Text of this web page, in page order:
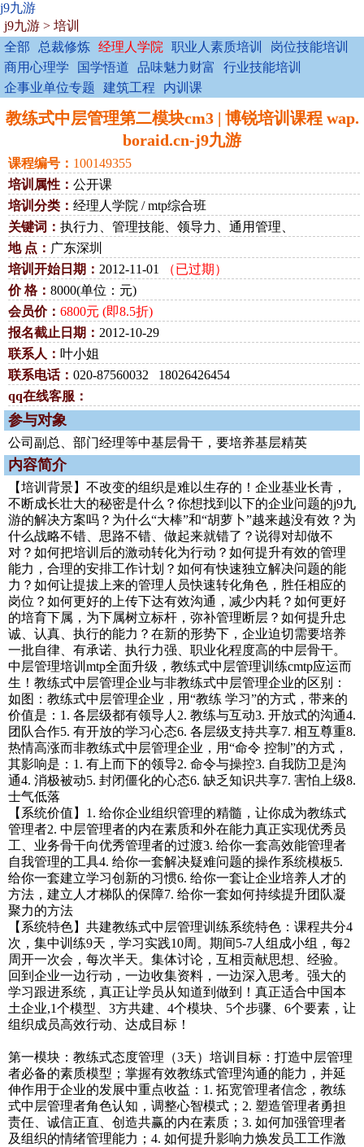
j9九游
j9九游 > 培训
全部
总裁修炼 经理人学院 职业人素质培训
岗位技能培训
商用心理学
国学悟道 品味魅力财富
行业技能培训
企事业单位专题
建筑工程 内训课
教练式中层管理第二模块cm3 | 博锐培训课程 wap.
boraid.cn-j9九游
课程编号： 100149355
培训属性： 公开课
培训分类： 经理人学院 / mtp综合班
关键词： 执行力、管理技能、领导力、通用管理、
地 点： 广东深圳
培训开始日期： 2012-11-01
（已过期）
价 格： 8000(单位：元)
会员价： 6800元 (即8.5折)
报名截止日期： 2012-10-29
联系人： 叶小姐
联系电话： 020-87560032 18026426454
qq在线客服：
参与对象
公司副总、部门经理等中基层骨干，要培养基层精英
内容简介
【培训背景】不改变的组织是难以生存的！企业基业长青，
不断成长壮大的秘密是什么？你想找到以下的企业问题的j9九
游的解决方案吗？为什么“大棒”和“胡萝卜”越来越没有效？为
什么战略不错、思路不错、做起来就错了？说得对却做不
对？如何把培训后的激动转化为行动？如何提升有效的管理
能力，合理的安排工作计划？如何有快速独立解决问题的能
力？如何让提拔上来的管理人员快速转化角色，胜任相应的
岗位？如何更好的上传下达有效沟通，减少内耗？如何更好
的培育下属，为下属树立标杆，弥补管理断层？如何提升忠
诚、认真、执行的能力？在新的形势下，企业迫切需要培养
一批自律、有承诺、执行力强、职业化程度高的中层骨干。
中层管理培训mtp全面升级，教练式中层管理训练cmtp应运而
生！教练式中层管理企业与非教练式中层管理企业的区别：
如图：教练式中层管理企业，用“教练 学习”的方式，带来的
价值是：1. 各层级都有领导人2. 教练与互动3. 开放式的沟通4.
团队合作5. 有开放的学习心态6. 各层级支持共享7. 相互尊重8.
热情高涨而非教练式中层管理企业，用“命令 控制”的方式，
其影响是：1. 有上而下的领导2. 命令与操控3. 自我防卫是沟
通4. 消极被动5. 封闭僵化的心态6. 缺乏知识共享7. 害怕上级8.
士气低落
【系统价值】1. 给你企业组织管理的精髓，让你成为教练式
管理者2. 中层管理者的内在素质和外在能力真正实现优秀员
工、业务骨干向优秀管理者的过渡3. 给你一套高效能管理者
自我管理的工具4. 给你一套解决疑难问题的操作系统模板5.
给你一套建立学习创新的习惯6. 给你一套让企业培养人才的
方法，建立人才梯队的保障7. 给你一套如何持续提升团队凝
聚力的方法
【系统特色】共建教练式中层管理训练系统特色：课程共分4
次，集中训练9天，学习实践10周。期间5-7人组成小组，每2
周开一次会，每次半天。集体讨论，互相贡献思想、经验。
回到企业一边行动，一边收集资料，一边深入思考。强大的
学习跟进系统，真正让学员从知道到做到！真正适合中国本
土企业,1个模型、3方共建、4个模块、5个步骤、6个要素，让
组织成员高效行动、达成目标！
第一模块：教练式态度管理（3天）培训目标：打造中层管理
者必备的素质模型；掌握有效教练式管理沟通的能力，并延
伸作用于企业的发展中重点收益：1. 拓宽管理者信念，教练
式中层管理者角色认知，调整心智模式；2. 塑造管理者勇担
责任、诚信正直、创造共赢的内在素质；3. 如何加强管理者
及组织的情绪管理能力；4. 如何提升影响力焕发员工工作激